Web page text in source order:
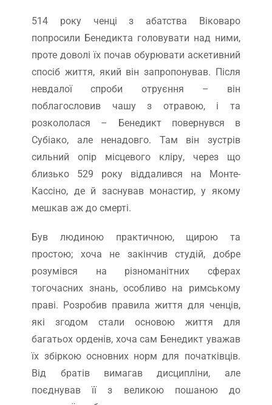
514 року ченці з абатства Віковаро
попросили Бенедикта головувати над ними,
проте доволі їх почав обурювати аскетивний
спосіб життя, який він запропонував. Після
невдалої спроби отруєння – він
поблагословив чашу з отравою, і та
розкололася – Бенедикт повернувся в
Субіако, але ненадовго. Там він зустрів
сильний опір місцевого кліру, через що
близько 529 року віддалився на Монте-
Кассіно, де й заснував монастир, у якому
мешкав аж до смерті.
Був людиною практичною, щирою та
простою; хоча не закінчив студій, добре
розумівся на різноманітних сферах
тогочасних знань, особливо на римському
праві. Розробив правила життя для ченців,
які згодом стали основою життя для
багатьох орденів, хоча сам Бенедикт уважав
їх збіркою основних норм для початківців.
Від братів вимагав дисципліни, але
поєднував її з великою пошаною до